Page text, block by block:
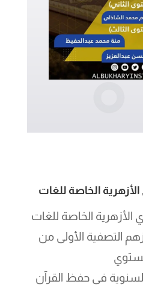
الخاصة للغات
الأزهرية الخاصة للغات
التصفية الأولى من
السنوية فى حفظ القرآن